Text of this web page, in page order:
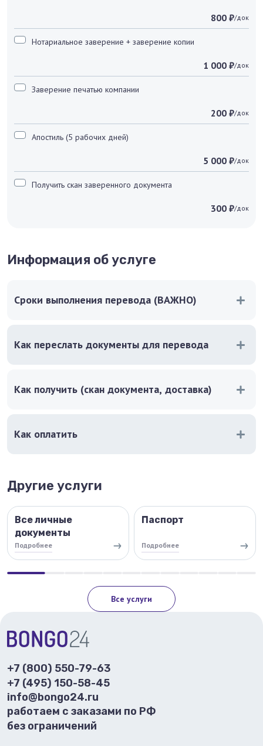
800 ₽/док
Нотариальное заверение + заверение копии
1 000 ₽/док
Заверение печатью компании
200 ₽/док
Апостиль (5 рабочих дней)
5 000 ₽/док
Получить скан заверенного документа
300 ₽/док
Информация об услуге
Сроки выполнения перевода (ВАЖНО)
Как переслать документы для перевода
Как получить (скан документа, доставка)
Как оплатить
Другие услуги
Все личные
документы
Подробнее
Паспорт
Подробнее
Все услуги
+7 (800) 550-79-63
+7 (495) 150-58-45
info@bongo24.ru
работаем с заказами по РФ
без ограничений